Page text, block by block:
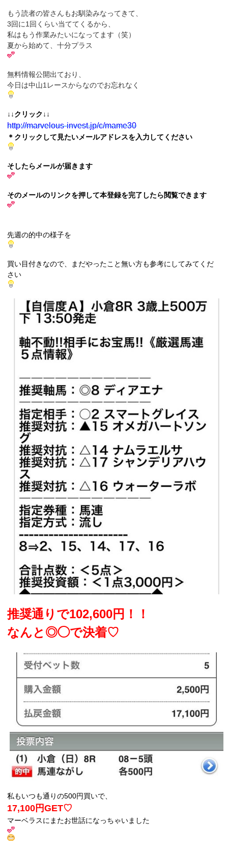
もう読者の皆さんもお馴染みなってきて、
3回に1回くらい当ててくるから、
私はもう作業みたいになってます（笑）
夏から始めて、十分プラス
無料情報公開出ており、
今日は中山1レースからなのでお忘れなく
↓↓クリック↓↓
http://marvelous-invest.jp/c/mame30
＊クリックして見たいメールアドレスを入力してください
そしたらメールが届きます
そのメールのリンクを押して本登録を完了したら閲覧できます
先週の的中の様子を
買い目付きなので、まだやったこと無い方も参考にしてみてくだ
さい
推奨通りで102,600円！！
なんと◎◯で決着♡
私もいつも通りの500円買いで、
17,100円GET♡
マーベラスにまたお世話になっちゃいました